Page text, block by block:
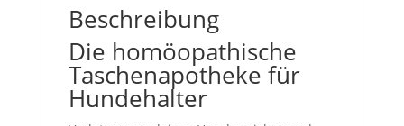
Beschreibung
Die homöopathische
Taschenapotheke für
Hundehalter